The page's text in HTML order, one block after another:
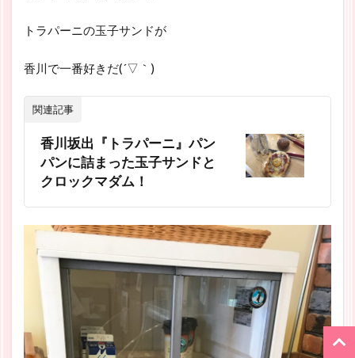
トラパーニの玉子サンドが
香川で一番好きだ(´▽｀)
関連記事
香川坂出『トラパーニ』パン
パンに詰まった玉子サンドと
クロックマダム！